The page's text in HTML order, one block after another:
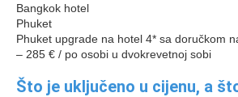
Bangkok hotel
Phuket
Phuket upgrade na hotel 4* sa doručkom
– 285 € / po osobi u dvokrevetnoj sobi
Što je uključeno u cijenu, a